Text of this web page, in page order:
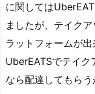
に関しては
ましたが、テイク
ラットフォームが出
UberEATSでテイク
なら配達してもらう